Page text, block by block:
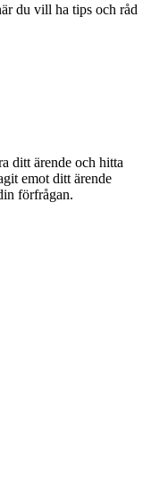
du vill ha tips och råd
ditt ärende och hitta
emot ditt ärende
förfrågan.